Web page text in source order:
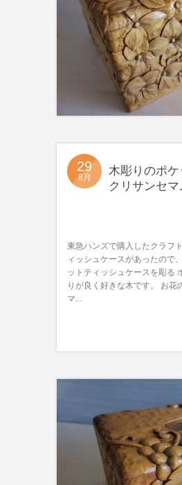
29
8月
木彫りのポ
クリサンセマ
東急ハンズで購入したクラフ
ィッシュケースがあったので
ットティッシュケースを彫る
りが良く好きな木です。 お花
マ...